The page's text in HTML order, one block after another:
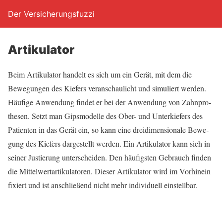
Der Versicherungsfuzzi
Arti­ku­la­tor
Beim Arti­ku­la­tor han­delt es sich um ein Gerät, mit dem die
Bewe­gun­gen des Kie­fers ver­an­schau­licht und simu­liert wer­den.
Häu­fi­ge Anwen­dung fin­det er bei der Anwen­dung von Zahn­pro­
the­sen. Setzt man Gips­mo­del­le des Ober- und Unter­kie­fers des
Pati­en­ten in das Gerät ein, so kann eine drei­di­men­sio­na­le Bewe­
gung des Kie­fers dar­ge­stellt wer­den. Ein Arti­ku­la­tor kann sich in
sei­ner Jus­tie­rung unter­schei­den. Den häu­figs­ten Gebrauch fin­den
die Mit­tel­wert­ar­ti­ku­la­to­ren. Die­ser Arti­ku­la­tor wird im Vor­hin­ein
fixiert und ist anschlie­ßend nicht mehr indi­vi­du­ell einstellbar.